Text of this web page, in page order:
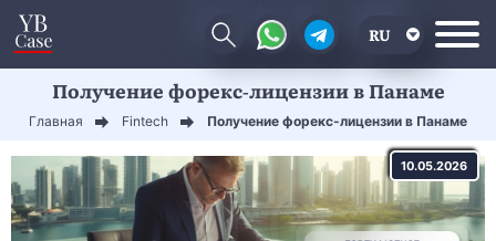
RU
EN
Получение форекс-лицензии в Панаме
Главная Fintech Получение форекс-лицензии в Панаме
10.05.2026